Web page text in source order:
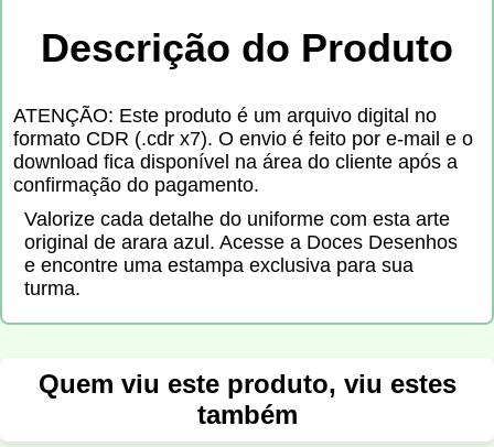
Descrição do Produto
ATENÇÃO: Este produto é um arquivo digital no
formato CDR (.cdr x7). O envio é feito por e-mail e o
download fica disponível na área do cliente após a
confirmação do pagamento.
Valorize cada detalhe do uniforme com esta arte
original de arara azul. Acesse a Doces Desenhos
e encontre uma estampa exclusiva para sua
turma.
Quem viu este produto, viu estes
também